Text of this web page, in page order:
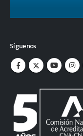
Síguenos